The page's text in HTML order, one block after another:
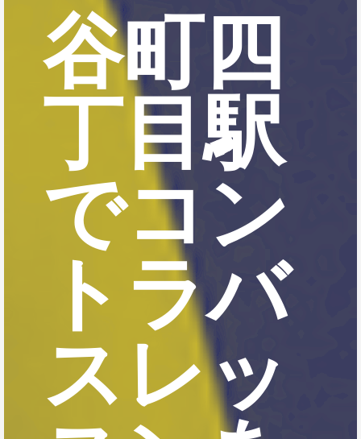
谷町四
丁目駅
でコン
トラバ
スレッ